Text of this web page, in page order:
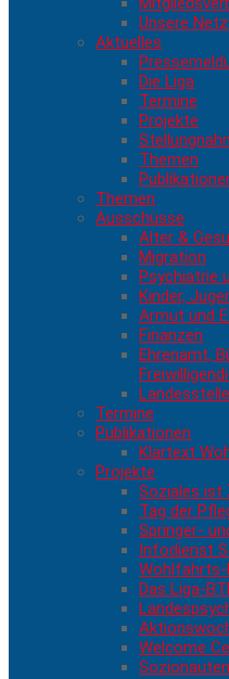
Unsere
Aktuelles
Die Liga
Termine
Projekte
Themen
Themen
Ausschüsse
Alter &
Migration
Psychiatrie
Kinder,
Armut und
Finanzen
Ehrenamt,
Termine
Publikationen
Klartext
Projekte
Soziales ist
Tag der
Springer-
Infodienst
Wohlfahrts-
Das Liga-
Welcome
Sozionauten